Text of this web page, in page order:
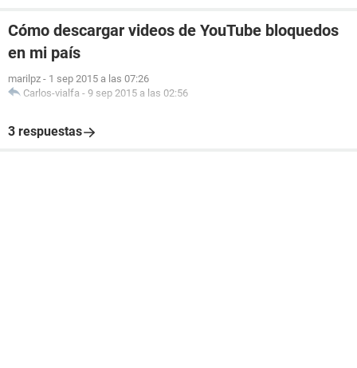
Cómo descargar videos de YouTube bloquedos
en mi país
marilpz - 1 sep 2015 a las 07:26
Carlos-vialfa - 9 sep 2015 a las 02:56
3 respuestas